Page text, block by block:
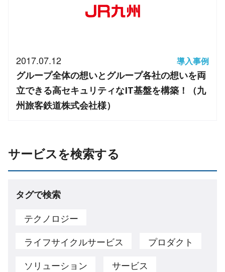
2017.07.12 導入事例
グループ全体の想いとグループ各社の想いを両
立できる高セキュリティなIT基盤を構築！（九
州旅客鉄道株式会社様）
サービスを検索する
タグで検索
テクノロジー
ライフサイクルサービス
プロダクト
ソリューション
サービス